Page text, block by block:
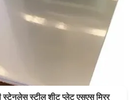
स्टेनलेस स्टील शीट प्लेट एसएस मिरर